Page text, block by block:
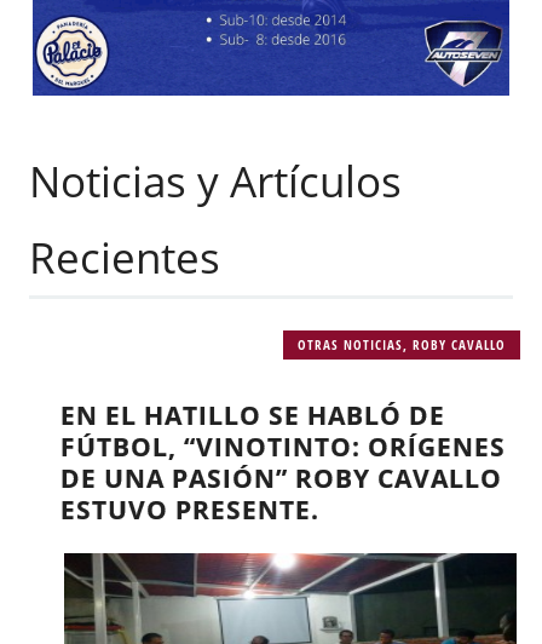
Noticias y Artículos
Recientes
OTRAS NOTICIAS,ROBY CAVALLO
EN EL HATILLO SE HABLÓ DE
FÚTBOL, “VINOTINTO: ORÍGENES
DE UNA PASIÓN” ROBY CAVALLO
ESTUVO PRESENTE.